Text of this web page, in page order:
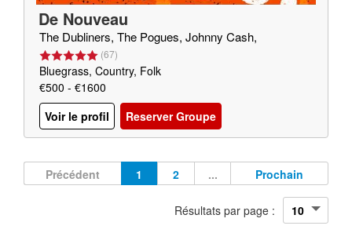
De Nouveau
The Dubliners, The Pogues, Johnny Cash,
(67)
Bluegrass, Country, Folk
€500 - €1600
Voir le profil
Reserver Groupe
Précédent 1 2 ... Prochain
Résultats par page :